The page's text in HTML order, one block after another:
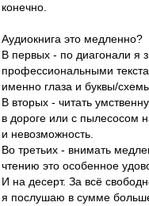
конечно.
Аудиокнига это медленно?
В первых - по диагонали я
профессиональными
именно глаза и буквы/
В вторых - читать
в дороге или с пылесосом
и невозможность.
Во третьих - внимать
чтению это особенное
И на десерт. За всё
я послушаю в сумме